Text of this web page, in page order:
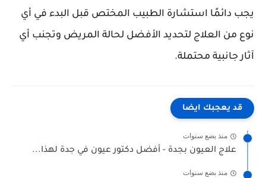
يجب دائمًا استشارة الطبيب المختص قبل البدء في أي
نوع من العلاج لتحديد الأفضل لحالة المريض وتجنب أي
آثار جانبية محتملة.
قد يعجبك ايضا
منذ بضع سنوات
علاج العيون بجدة - أفضل دكتور عيون في جدة لهذا...
منذ بضع سنوات